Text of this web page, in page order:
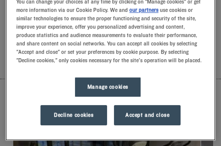
la comodidad exclusiva de nuestra almohada de espuma con
memoria de forma.Y, para empezar el día con buen pie, podrá
experimentar la diferencia de alojarse en un Kyriad.Mímese
con un yogurt helado para desayunar… ¡Y ya tendrá dos
buenas razones para volver!
You can change your choices at any time by clicking on "Manage cookies" or get
more information via our Cookie Policy. We andour partners use cookies or
similar technologies to ensure the proper functioning and security of the site,
improve your experience, offer you personalized advertising and content,
produce statistics and audience measurements to evaluate their performance,
and share content on social networks. You can accept all cookies by selecting
"Accept and close" or set your preferences by cookie purpose. By selecting
"Decline cookies," only cookies necessary for the site's operation will be placed.
Manage cookies
Decline cookies Accept and close